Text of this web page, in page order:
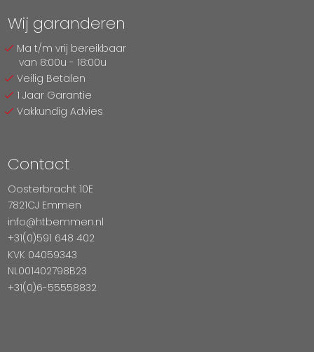
Wij garanderen
Ma t/m vrij bereikbaar
van 8:00u - 18:00u
Veilig Betalen
1 Jaar Garantie
Vakkundig Advies
Contact
Oosterbracht 10E
7821CJ Emmen
info@htbemmen.nl
+31(0)591 648 402
KVK 04059343
NL001402798B23
+31(0)6-55558832